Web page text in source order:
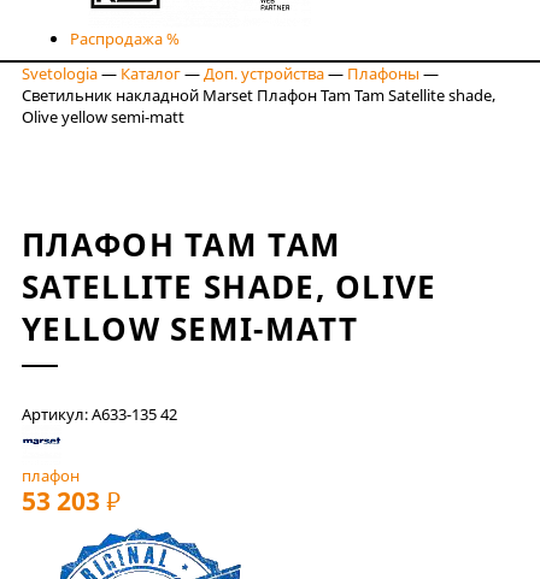
Распродажа %
Svetologia— Каталог— Доп. устройства— Плафоны —
Светильник накладной Marset Плафон Tam Tam Satellite shade,
Olive yellow semi-matt
ПЛАФОН TAM TAM
SATELLITE SHADE, OLIVE
YELLOW SEMI-MATT
Артикул: A633-135 42
плафон
53 203 РУБ